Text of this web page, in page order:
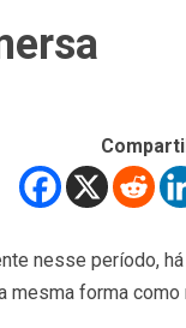
nesse período,
forma